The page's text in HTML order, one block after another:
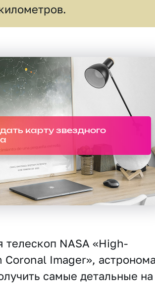
карту звездного
телескоп NASA «High-
Coronal Imager»,
самые детальные на